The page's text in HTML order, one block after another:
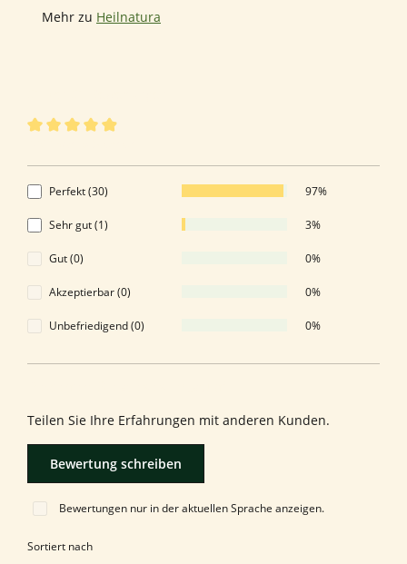
Mehr zu Heilnatura
Perfekt (30) 97%
Sehr gut (1) 3%
Gut (0) 0%
Akzeptierbar (0) 0%
Unbefriedigend (0) 0%
Teilen Sie Ihre Erfahrungen mit anderen Kunden.
Bewertung schreiben
Bewertungen nur in der aktuellen Sprache anzeigen.
Sortiert nach